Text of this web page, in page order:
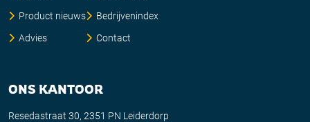
Product nieuws
Advies
Bedrijvenindex
Contact
ONS KANTOOR
Resedastraat 30, 2351 PN Leiderdorp